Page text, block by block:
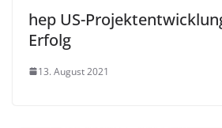
hep US-
Erfolg
13. August 2021